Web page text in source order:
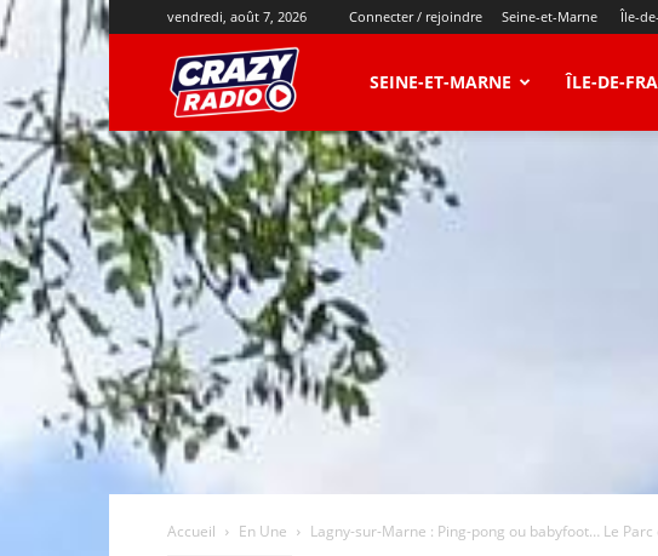
vendredi, août 7, 2026 Connecter / rejoindre Seine-et-Marne Île-
RADIO
SEINE-ET-MARNE ÎLE-DE-
Accueil En Une Lagny-sur-Marne : Ping-pong ou babyfoot… Le